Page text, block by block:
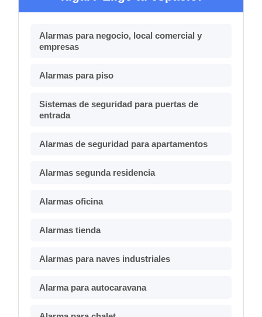
Alarmas para negocio, local comercial y
empresas
Alarmas para piso
Sistemas de seguridad para puertas de
entrada
Alarmas de seguridad para apartamentos
Alarmas segunda residencia
Alarmas oficina
Alarmas tienda
Alarmas para naves industriales
Alarma para autocaravana